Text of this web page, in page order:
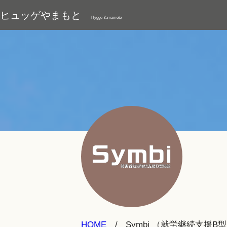
ヒュッゲやまもと Hygge Yamamoto
HOME Symbi （就労継続支援B